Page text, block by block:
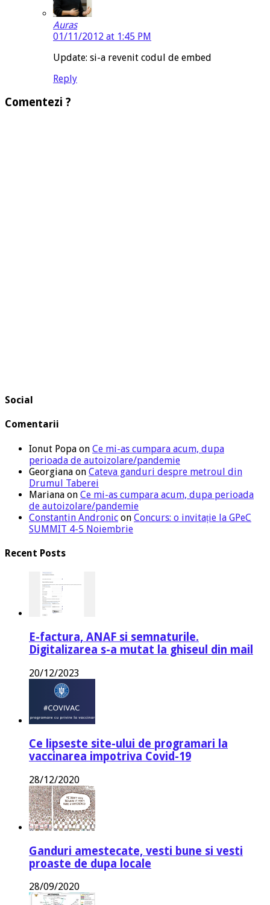
Auras
01/11/2012 at 1:45 PM
Update: si-a revenit codul de embed
Reply
Comentezi ?
Social
Comentarii
Ionut Popa on Ce mi-as cumpara acum, dupa
perioada de autoizolare/pandemie
Georgiana on Cateva ganduri despre metroul din
Drumul Taberei
Mariana on Ce mi-as cumpara acum, dupa perioada
de autoizolare/pandemie
Constantin Andronic on Concurs: o invitație la GPeC
SUMMIT 4-5 Noiembrie
Recent Posts
E-factura, ANAF si semnaturile.
Digitalizarea s-a mutat la ghiseul din mail
20/12/2023
Ce lipseste site-ului de programari la
vaccinarea impotriva Covid-19
28/12/2020
Ganduri amestecate, vesti bune si vesti
proaste de dupa locale
28/09/2020